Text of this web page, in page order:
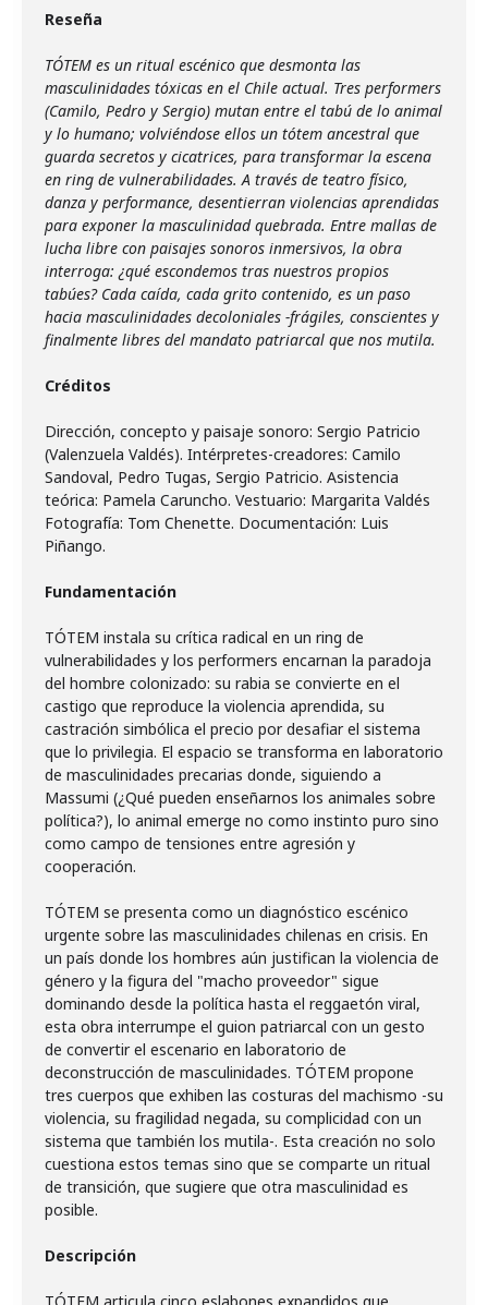
Reseña
TÓTEM es un ritual escénico que desmonta las
masculinidades tóxicas en el Chile actual. Tres performers
(Camilo, Pedro y Sergio) mutan entre el tabú de lo animal
y lo humano; volviéndose ellos un tótem ancestral que
guarda secretos y cicatrices, para transformar la escena
en ring de vulnerabilidades. A través de teatro físico,
danza y performance, desentierran violencias aprendidas
para exponer la masculinidad quebrada. Entre mallas de
lucha libre con paisajes sonoros inmersivos, la obra
interroga: ¿qué escondemos tras nuestros propios
tabúes? Cada caída, cada grito contenido, es un paso
hacia masculinidades decoloniales -frágiles, conscientes y
finalmente libres del mandato patriarcal que nos mutila.
Créditos
Dirección, concepto y paisaje sonoro: Sergio Patricio
(Valenzuela Valdés). Intérpretes-creadores: Camilo
Sandoval, Pedro Tugas, Sergio Patricio. Asistencia
teórica: Pamela Caruncho. Vestuario: Margarita Valdés
Fotografía: Tom Chenette. Documentación: Luis
Piñango.
Fundamentación
TÓTEM instala su crítica radical en un ring de
vulnerabilidades y los performers encarnan la paradoja
del hombre colonizado: su rabia se convierte en el
castigo que reproduce la violencia aprendida, su
castración simbólica el precio por desafiar el sistema
que lo privilegia. El espacio se transforma en laboratorio
de masculinidades precarias donde, siguiendo a
Massumi (¿Qué pueden enseñarnos los animales sobre
política?), lo animal emerge no como instinto puro sino
como campo de tensiones entre agresión y
cooperación.
TÓTEM se presenta como un diagnóstico escénico
urgente sobre las masculinidades chilenas en crisis. En
un país donde los hombres aún justifican la violencia de
género y la figura del "macho proveedor" sigue
dominando desde la política hasta el reggaetón viral,
esta obra interrumpe el guion patriarcal con un gesto
de convertir el escenario en laboratorio de
deconstrucción de masculinidades. TÓTEM propone
tres cuerpos que exhiben las costuras del machismo -su
violencia, su fragilidad negada, su complicidad con un
sistema que también los mutila-. Esta creación no solo
cuestiona estos temas sino que se comparte un ritual
de transición, que sugiere que otra masculinidad es
posible.
Descripción